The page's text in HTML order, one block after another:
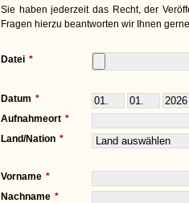
Sie haben jederzeit das Recht, der
Fragen hierzu beantworten wir Ihnen gerne.
Datei
Datum
Aufnahmeort
Land/Nation
Vorname
Nachname